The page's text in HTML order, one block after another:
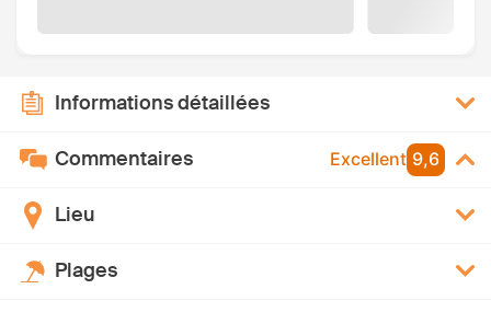
Informations détaillées
Commentaires Excellent 9,6
Lieu
Plages